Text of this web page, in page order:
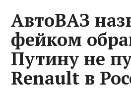
АвтоВАЗ
фейком
Путину не
Renault в